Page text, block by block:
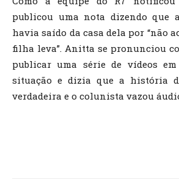
publicou uma nota dizendo que
havia saído da casa dela por “não
filha leva”. Anitta se pronunciou
publicar uma série de vídeos
situação e dizia que a história
verdadeira e o colunista vazou